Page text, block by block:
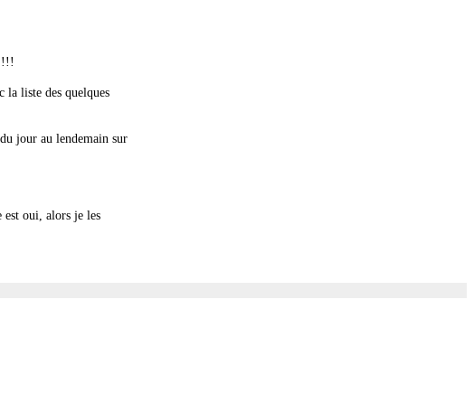
!!!
la liste des quelques
jour au lendemain sur
est oui, alors je les